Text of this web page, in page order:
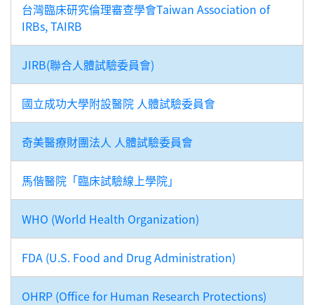
台灣臨床研究倫理審查學會Taiwan Association of
IRBs, TAIRB
JIRB(聯合人體試驗委員會)
國立成功大學附設醫院 人體試驗委員會
奇美醫療財團法人 人體試驗委員會
馬偕醫院「臨床試驗線上學院」
WHO (World Health Organization)
FDA (U.S. Food and Drug Administration)
OHRP (Office for Human Research Protections)